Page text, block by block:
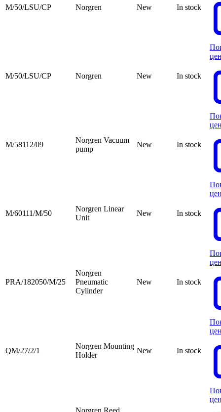
M/50/LSU/CP Norgren New In stock
M/50/LSU/CP Norgren New In stock
M/58112/09
Norgren Vacuum
pump
New In stock
M/60111/M/50
Norgren Linear
Unit
New In stock
PRA/182050/M/25
Norgren
Pneumatic
Cylinder
New In stock
QM/27/2/1
Norgren Mounting
Holder
New In stock
Norgren Reed